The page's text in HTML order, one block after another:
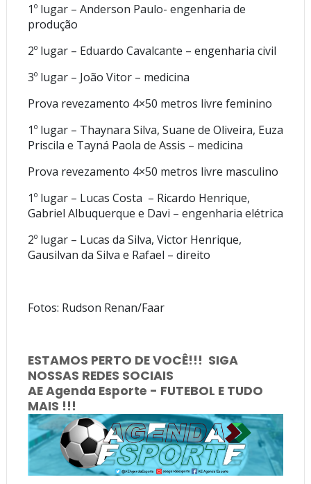
1º lugar – Anderson Paulo- engenharia de
produção
2º lugar – Eduardo Cavalcante – engenharia civil
3º lugar – João Vitor – medicina
Prova revezamento 4×50 metros livre feminino
1º lugar – Thaynara Silva, Suane de Oliveira, Euza
Priscila e Tayná Paola de Assis – medicina
Prova revezamento 4×50 metros livre masculino
1º lugar – Lucas Costa – Ricardo Henrique,
Gabriel Albuquerque e Davi – engenharia elétrica
2º lugar – Lucas da Silva, Victor Henrique,
Gausilvan da Silva e Rafael – direito
Fotos: Rudson Renan/Faar
ESTAMOS PERTO DE VOCÊ!!! SIGA
NOSSAS REDES SOCIAIS
AE Agenda Esporte - FUTEBOL E TUDO
MAIS !!!